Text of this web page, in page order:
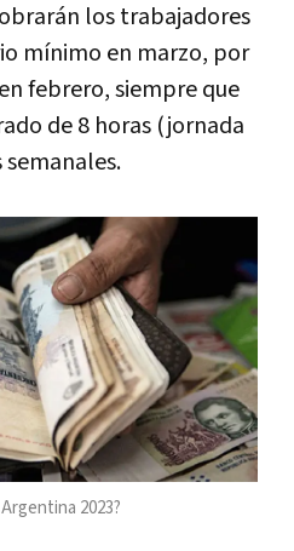
los trabajadores
mínimo en marzo, por
febrero, siempre que
de 8 horas (jornada
2023?